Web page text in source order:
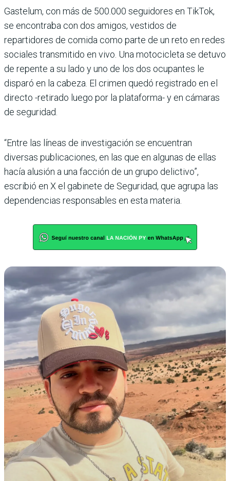
Gastelum, con más de 500.000 seguidores en TikTok,
se encontraba con dos amigos, vestidos de
repartidores de comida como parte de un reto en redes
sociales transmitido en vivo. Una motocicleta se detuvo
de repente a su lado y uno de los dos ocupantes le
disparó en la cabeza. El crimen quedó registrado en el
directo -retirado luego por la plataforma- y en cámaras
de seguridad.
“Entre las líneas de investigación se encuentran
diversas publicaciones, en las que en algunas de ellas
hacía alusión a una facción de un grupo delictivo”,
escribió en X el gabinete de Seguridad, que agrupa las
dependencias responsables en esta materia.